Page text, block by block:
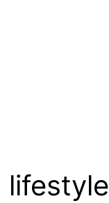
lifestyle